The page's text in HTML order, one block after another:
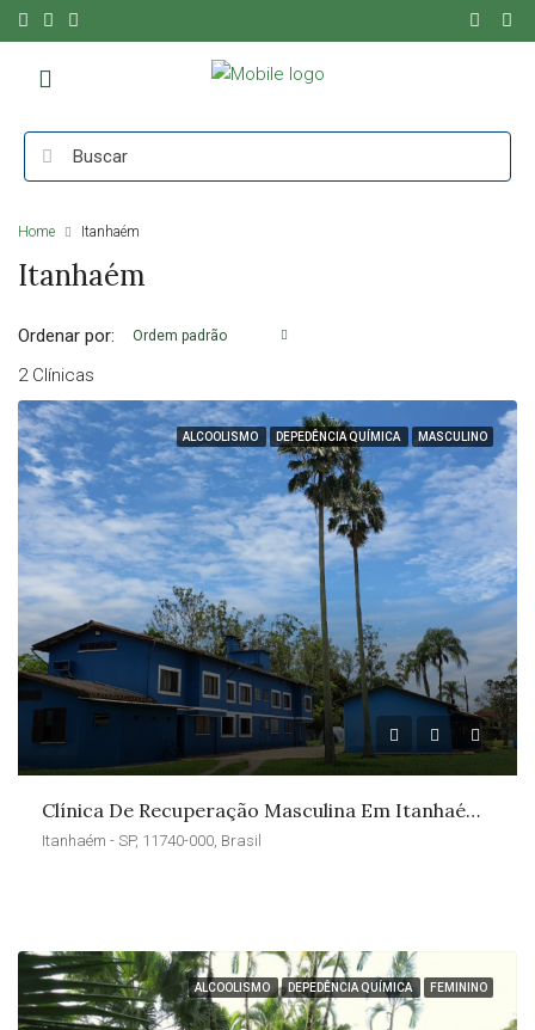
Home Itanhaém
Itanhaém
2 Clínicas
Ordenar por: Ordem padrão
ALCOOLISMO DEPEDÊNCIA QUÍMICA MASCULINO
Clínica De Recuperação Masculina Em Itanhaém – SP
Itanhaém - SP, 11740-000, Brasil
ALCOOLISMO DEPEDÊNCIA QUÍMICA FEMININO